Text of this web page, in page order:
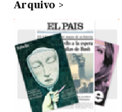
Arquivo